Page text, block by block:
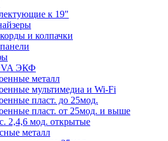
к 19"
и колпачки
ЭКФ
металл
мультимедиа и Wi-Fi
пласт. до 25мод.
пласт. от 25мод. и выше
2,4,6 мод. открытые
металл